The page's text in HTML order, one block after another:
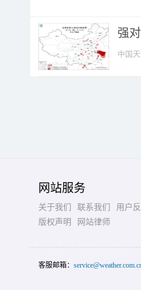
强
中国
网站服务
关于我们 联系我们
用户
版权声明
网站律师
客服邮箱：